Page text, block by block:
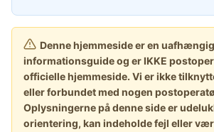
Denne hjemmeside er en uafhængig
informationsguide og er IKKE
officielle hjemmeside. Vi er ikke
eller forbundet med nogen
Oplysningerne på denne side er
orientering, kan indeholde fejl eller